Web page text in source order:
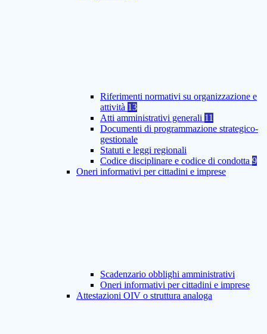
Riferimenti normativi su organizzazione e
attività 13
Atti amministrativi generali 11
Documenti di programmazione strategico-
gestionale
Statuti e leggi regionali
Codice disciplinare e codice di condotta 9
Oneri informativi per cittadini e imprese
Scadenzario obblighi amministrativi
Oneri informativi per cittadini e imprese
Attestazioni OIV o struttura analoga